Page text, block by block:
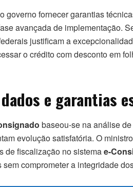
governo fornecer garantias
avançada de implementação.
justificam a
o crédito com desconto em
dados e garantias
baseou-se na análise
evolução satisfatória. O
de fiscalização no sistemae-
comprometer a integridade